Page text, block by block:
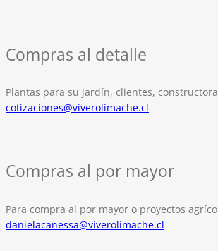
Compras al detalle
Plantas para su jardín, clientes,
cotizaciones@viverolimache.cl
Compras al por mayor
Para compra al por mayor o proyectos
danielacanessa@viverolimache.cl